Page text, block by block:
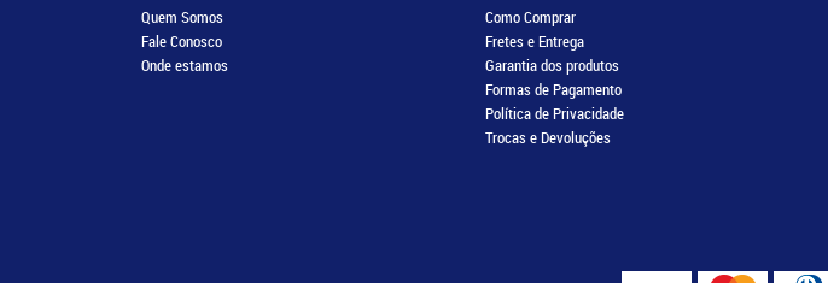
Quem Somos
Fale Conosco
Onde estamos
Como Comprar
Fretes e Entrega
Garantia dos produtos
Formas de Pagamento
Política de Privacidade
Trocas e Devoluções